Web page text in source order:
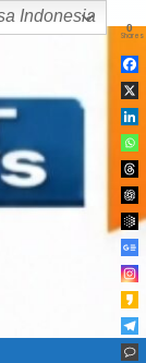
0
Shares
Indonesia